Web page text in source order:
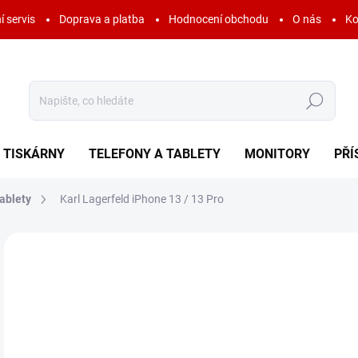
servis Doprava a platba Hodnocení obchodu O nás
Hledat
TISKÁRNY TELEFONY A TABLETY MONITORY
Karl Lagerfeld iPhone 13 / 13 Pro